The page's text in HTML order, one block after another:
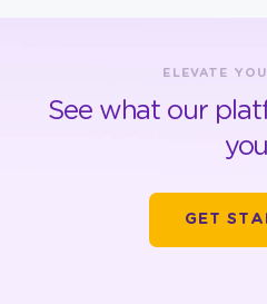
ELEVATE
See what our
GET